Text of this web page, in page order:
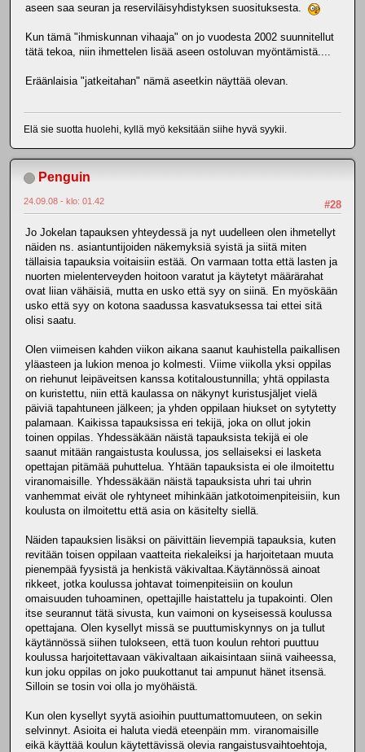
aseen saa seuran ja reserviläisyhdistyksen suosituksesta.
Kun tämä "ihmiskunnan vihaaja" on jo vuodesta 2002 suunnitellut
tätä tekoa, niin ihmettelen lisää aseen ostoluvan myöntämistä....
Eräänlaisia "jatkeitahan" nämä aseetkin näyttää olevan.
Elä sie suotta huolehi, kyllä myö keksitään siihe hyvä syykii.
Penguin
#28
24.09.08 - klo: 01.42
Jo Jokelan tapauksen yhteydessä ja nyt uudelleen olen ihmetellyt
näiden ns. asiantuntijoiden näkemyksiä syistä ja siitä miten
tällaisia tapauksia voitaisiin estää. On varmaan totta että lasten ja
nuorten mielenterveyden hoitoon varatut ja käytetyt määrärahat
ovat liian vähäisiä, mutta en usko että syy on siinä. En myöskään
usko että syy on kotona saadussa kasvatuksessa tai ettei sitä
olisi saatu.
Olen viimeisen kahden viikon aikana saanut kauhistella paikallisen
yläasteen ja lukion menoa jo kolmesti. Viime viikolla yksi oppilas
on riehunut leipäveitsen kanssa kotitaloustunnilla; yhtä oppilasta
on kuristettu, niin että kaulassa on näkynyt kuristusjäljet vielä
päiviä tapahtuneen jälkeen; ja yhden oppilaan hiukset on sytytetty
palamaan. Kaikissa tapauksissa eri tekijä, joka on ollut jokin
toinen oppilas. Yhdessäkään näistä tapauksista tekijä ei ole
saanut mitään rangaistusta koulussa, jos sellaiseksi ei lasketa
opettajan pitämää puhuttelua. Yhtään tapauksista ei ole ilmoitettu
viranomaisille. Yhdessäkään näistä tapauksista uhri tai uhrin
vanhemmat eivät ole ryhtyneet mihinkään jatkotoimenpiteisiin, kun
koulusta on ilmoitettu että asia on käsitelty siellä.
Näiden tapauksien lisäksi on päivittäin lievempiä tapauksia, kuten
revitään toisen oppilaan vaatteita riekaleiksi ja harjoitetaan muuta
pienempää fyysistä ja henkistä väkivaltaa.Käytännössä ainoat
rikkeet, jotka koulussa johtavat toimenpiteisiin on koulun
omaisuuden tuhoaminen, opettajille haistattelu ja tupakointi. Olen
itse seurannut tätä sivusta, kun vaimoni on kyseisessä koulussa
opettajana. Olen kysellyt missä se puuttumiskynnys on ja tullut
käytännössä siihen tulokseen, että tuon koulun rehtori puuttuu
koulussa harjoitettavaan väkivaltaan aikaisintaan siinä vaiheessa,
kun joku oppilas on joko puukottanut tai ampunut hänet itsensä.
Silloin se tosin voi olla jo myöhäistä.
Kun olen kysellyt syytä asioihin puuttumattomuuteen, on sekin
selvinnyt. Asioita ei haluta viedä eteenpäin mm. viranomaisille
eikä käyttää koulun käytettävissä olevia rangaistusvaihtoehtoja,